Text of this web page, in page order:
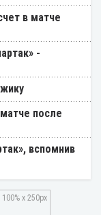
в матче
-
после
вспомнив